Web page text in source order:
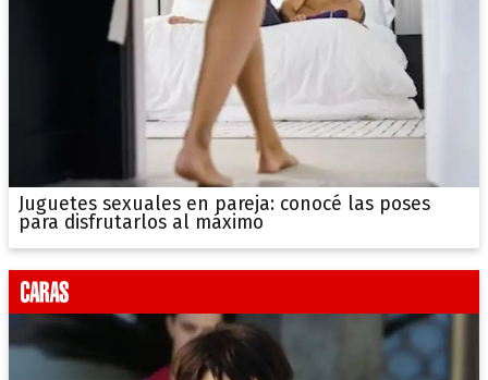
Juguetes sexuales en pareja: conocé las poses
para disfrutarlos al máximo